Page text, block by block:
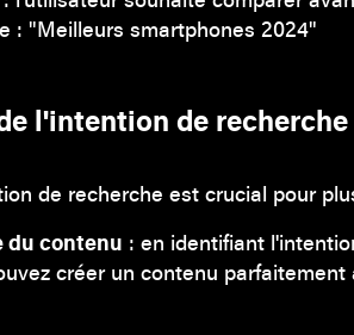
: "Meilleurs smartphones 2024"
l'intention de recherche
de recherche est crucial pour
du contenu : en identifiant
créer un contenu